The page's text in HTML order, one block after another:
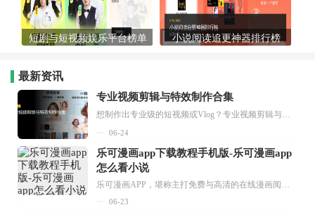
短剧与短视频娱乐平台榜单 小说阅读追更神器排行榜
最新资讯
专业视频剪辑与特效制作合集
想制作出专业级的短视频或Vlog？专业视频剪辑与特效制作大全专题为你提供了从剪辑、抠像到特效包装的全套解决方案。无论是添加炫酷的片头、进行精准的视频抠图，还是制...
06-24
乐可漫画app下载教程手机版-乐可漫画app
怎么看小说
乐可漫画APP，堪称主打免费与高清的在线漫画阅读神器。其官方版提供海量完整版漫画资源，无论是国内漫画，还是日漫、韩漫、台漫、美漫等国外漫画，应有尽有，随时供你阅读。只需轻点一下，便能直接进入阅读界面。不仅如此，乐可漫画最新版本更新速度极快，在这里，你总能抢先看到全网一手漫画章节内容！...
06-23